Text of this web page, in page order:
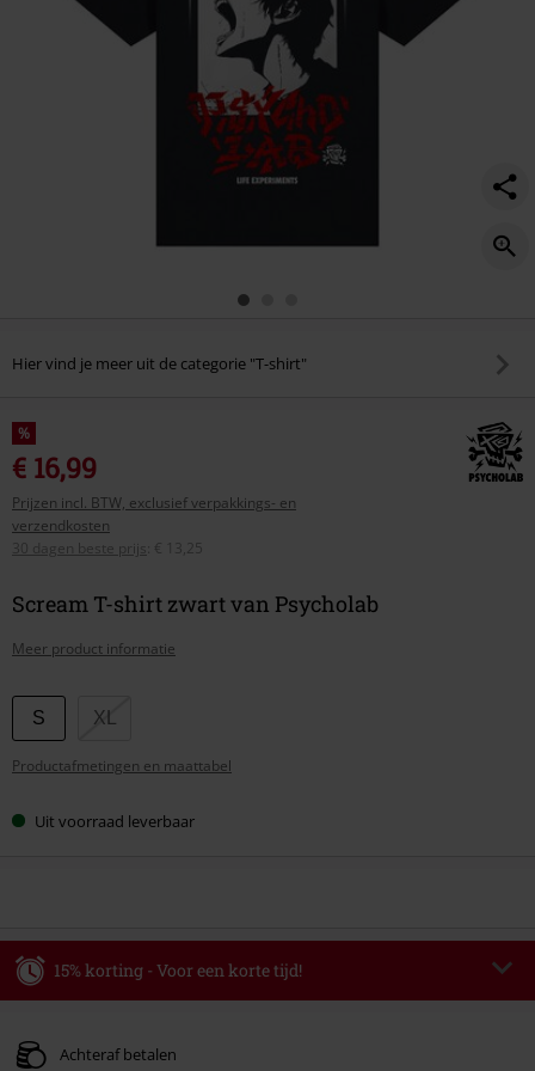
Hier vind je meer uit de categorie "T-shirt"
%
€ 16,99
Prijzen incl. BTW, exclusief verpakkings- en
verzendkosten
30 dagen beste prijs
€ 13,25
Scream T-shirt zwart van Psycholab
Meer product informatie
Kies
je
maat
S XL
Productafmetingen en maattabel
Uit voorraad leverbaar
15% korting - Voor een korte tijd!
Geldig t/m 09-08-2026
Achteraf betalen